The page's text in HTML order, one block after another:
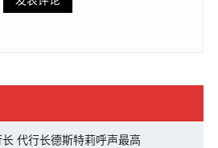
代行长德斯特莉呼声最高